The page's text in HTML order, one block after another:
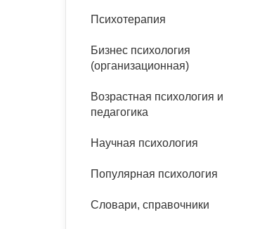
Расстройства пищевого
Тревожные расстройства,
Песочная терапия
Психодрама
Сказкотерапия
Другие направления
психотерапии
Классический, эриксоновский
Психология труда и
Психофизиология
Социальная психология
Социальная и
Учебная литература
Классический и юнгианский
Психотерапия
Бизнес психология
(организационная)
Возрастная психология и
педагогика
Научная психология
Популярная психология
Словари, справочники